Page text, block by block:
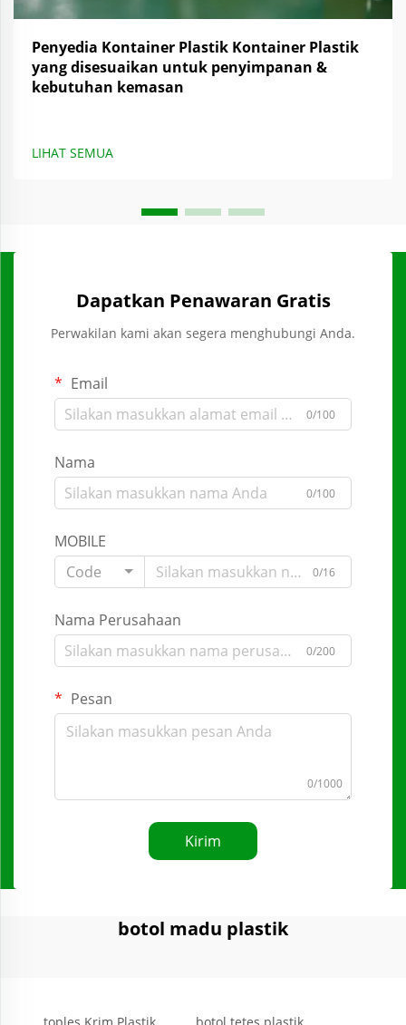
Penyedia Kontainer Plastik Kontainer Plastik
yang disesuaikan untuk penyimpanan &
kebutuhan kemasan
LIHAT SEMUA
Dapatkan Penawaran Gratis
Perwakilan kami akan segera menghubungi Anda.
Email
0/100
Nama
0/100
MOBILE
Code
0/16
Nama Perusahaan
0/200
Pesan
0/1000
Kirim
botol madu plastik